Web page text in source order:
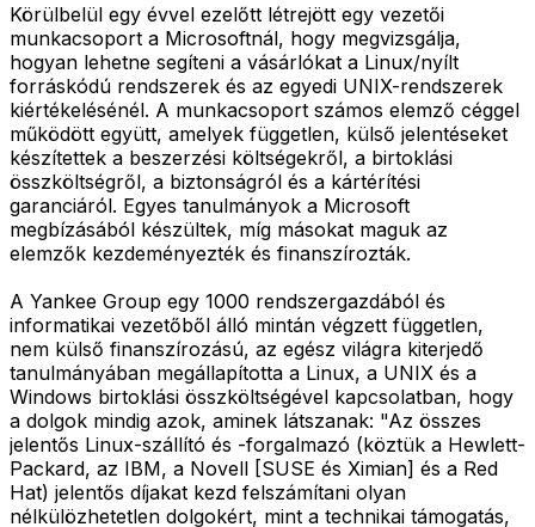
Körülbelül egy évvel ezelőtt létrejött egy vezetői
munkacsoport a Microsoftnál, hogy megvizsgálja,
hogyan lehetne segíteni a vásárlókat a Linux/nyílt
forráskódú rendszerek és az egyedi UNIX-rendszerek
kiértékelésénél. A munkacsoport számos elemző céggel
működött együtt, amelyek független, külső jelentéseket
készítettek a beszerzési költségekről, a birtoklási
összköltségről, a biztonságról és a kártérítési
garanciáról. Egyes tanulmányok a Microsoft
megbízásából készültek, míg másokat maguk az
elemzők kezdeményezték és finanszírozták.
A Yankee Group egy 1000 rendszergazdából és
informatikai vezetőből álló mintán végzett független,
nem külső finanszírozású, az egész világra kiterjedő
tanulmányában megállapította a Linux, a UNIX és a
Windows birtoklási összköltségével kapcsolatban, hogy
a dolgok mindig azok, aminek látszanak: "Az összes
jelentős Linux-szállító és -forgalmazó (köztük a Hewlett-
Packard, az IBM, a Novell [SUSE és Ximian] és a Red
Hat) jelentős díjakat kezd felszámítani olyan
nélkülözhetetlen dolgokért, mint a technikai támogatás,